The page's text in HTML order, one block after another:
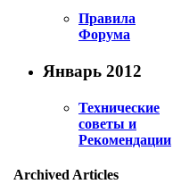
Правила
Форума
Январь 2012
Технические
советы и
Рекомендации
Archived Articles